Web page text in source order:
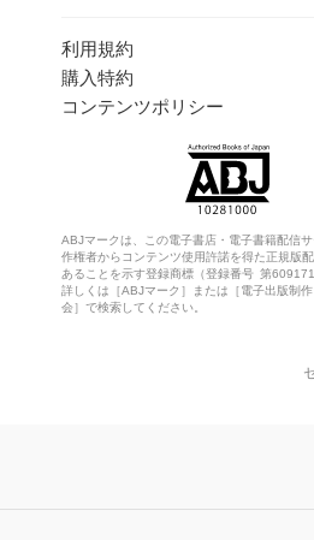
利用規約
購入特約
コンテンツポリシー
ABJマークは、この電子書店・電子書籍配信
作権者からコンテンツ使用許諾を得た正規版
あることを示す登録商標（登録番号 第
詳しくは［ABJマーク］または［電子出版制
会］で検索してください。